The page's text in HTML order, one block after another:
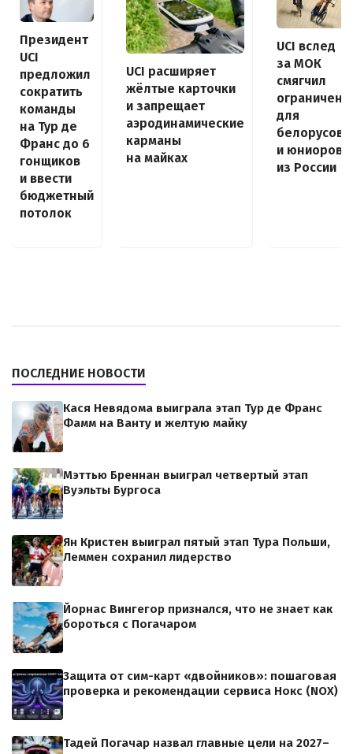
Президент
UCI
предложил
сократить
команды
на Тур де
Франс до 6
гонщиков
и ввести
бюджетный
потолок
UCI расширяет
жёлтые карточки
и запрещает
аэродинамические
карманы
на майках
UCI вслед
за МОК
смягчил
для
белорусов
и юниоров
из России
ПОСЛЕДНИЕ НОВОСТИ
Кася Невядома выиграла этап Тур де Франс
Фамм на Ванту и желтую майку
Мэттью Бреннан выиграл четвертый этап
Вуэльты Бургоса
Ян Кристен выиграл пятый этап Тура Польши,
Леммен сохранил лидерство
Йорнас Вингегор признался, что не знает как
бороться с Погачаром
Защита от сим-карт «двойников»: пошаговая
проверка и рекомендации сервиса Нокс (NOX)
Тадей Погачар назвал главные цели на 2027–